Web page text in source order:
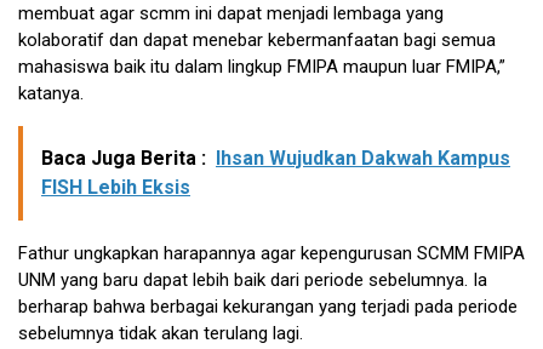
membuat agar scmm ini dapat menjadi lembaga yang
kolaboratif dan dapat menebar kebermanfaatan bagi semua
mahasiswa baik itu dalam lingkup FMIPA maupun luar FMIPA,”
katanya.
Baca Juga Berita :
Ihsan Wujudkan Dakwah Kampus
FISH Lebih Eksis
Fathur ungkapkan harapannya agar kepengurusan SCMM FMIPA
UNM yang baru dapat lebih baik dari periode sebelumnya. Ia
berharap bahwa berbagai kekurangan yang terjadi pada periode
sebelumnya tidak akan terulang lagi.